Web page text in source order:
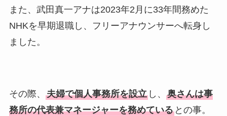
また、武田真一アナは2023年2月に33年間務めた
NHKを早期退職し、フリーアナウンサーへ転身し
ました。
その際、 夫婦で個人事務所を設立し、 奥さんは事
務所の代表兼マネージャーを務めているとの事。